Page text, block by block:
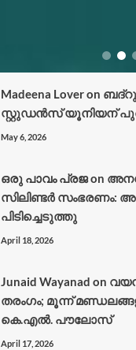
Madeena Loveron
സ്റ്റുഡൻസ് യൂനിയന്
May 6, 2026
ഒരു പാവം പ്രജon
സിലിണ്ടർ സംഭരണം:
പിടിച്ചെടുത്തു
April 18, 2026
Junaid Wayanad on
തരംഗം; മൂന്ന്
കെ.എല്‍. പൗലോസ്
April 17, 2026